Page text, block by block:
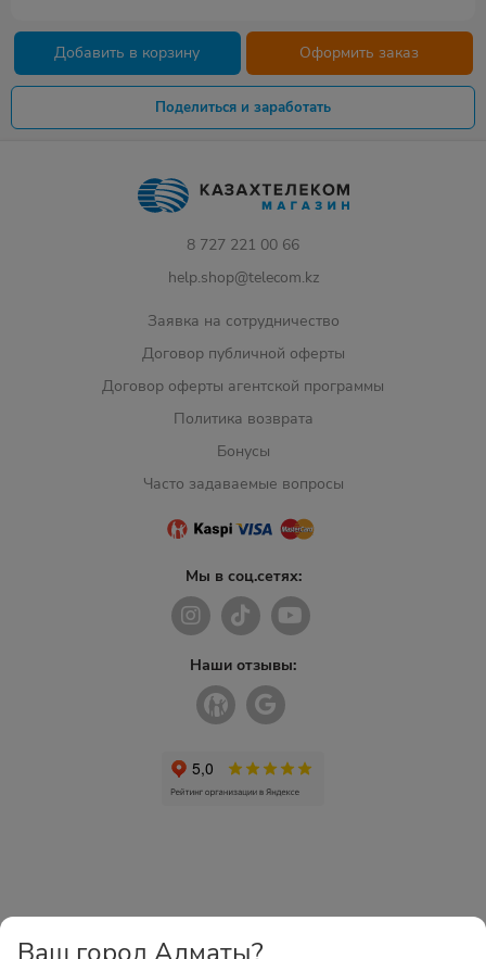
Добавить в корзину Оформить заказ
Поделиться и заработать
8 727 221 00 66
help.shop@telecom.kz
Заявка на сотрудничество
Договор публичной оферты
Договор оферты агентской программы
Политика возврата
Бонусы
Часто задаваемые вопросы
Мы в соц.сетях:
Наши отзывы: